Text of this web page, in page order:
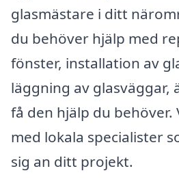
glasmästare i ditt
du behöver hjälp med
fönster, installation av
läggning av glasväggar,
få den hjälp du behöver.
med lokala specialister
sig an ditt projekt.